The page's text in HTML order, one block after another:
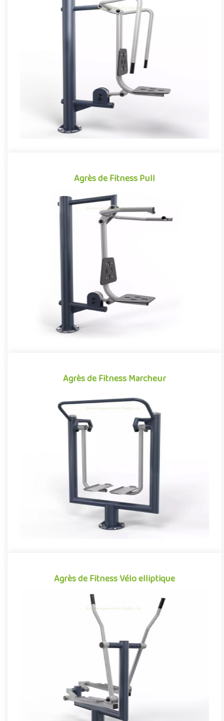
Agrès de Fitness Push
Agrès de fitness de plein air conjuguant activités sportives et
expériences ludiques, le Push se démarque par son caractère à..
Offre partenaire
Agrès de Fitness Pull
Agrès de Fitness Pull
Agrès de fitness de plein air conjuguant activités sportives et
expériences ludiques, le Pull se démarque par son caractère à..
Offre partenaire
Agrès de Fitness Marcheur
Agrès de Fitness Marcheur
Agrès de fitness de plein air conjuguant activités sportives et
expériences ludiques, le Marcheur se démarque par son caractè..
Agrès de Fitness Vélo elliptique
Agrès de Fitness Vélo elliptique
Agrès de fitness de plein air conjuguant activités sportives et
expériences ludiques, le Vélo elliptique se démarque par son ..
Offre partenaire